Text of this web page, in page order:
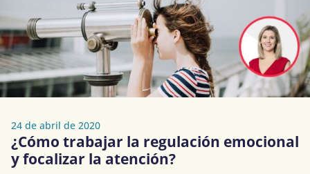
24 de abril de 2020
¿Cómo trabajar la regulación emocional
y focalizar la atención?